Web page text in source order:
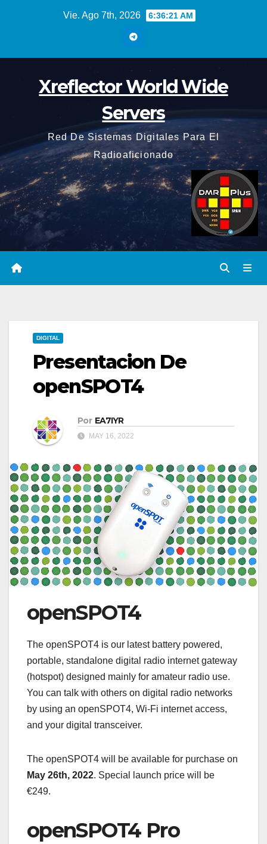
Vie. Ago 7th, 2026 6:36:22 AM
Xreflector World Wide
Servers
Red De Sistemas Digitales Para El
Radioaficionado
DIGITAL
Presentacion De
openSPOT4
Por EA7IYR
MAY 16, 2022
openSPOT4
The openSPOT4 is our latest battery powered,
portable, standalone digital radio internet gateway
(hotspot) designed mainly for amateur radio use.
You can talk with others on digital radio networks
by using an openSPOT4, Wi-Fi internet access,
and your digital transceiver.
The openSPOT4 will be available for purchase on
May 26th, 2022. Special launch price will be
€249.
openSPOT4 Pro